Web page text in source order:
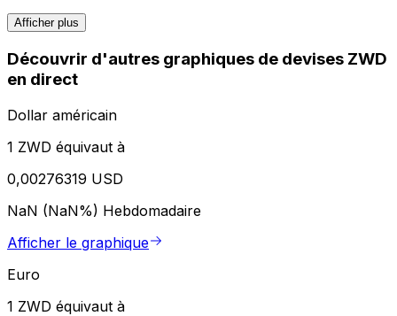
Afficher plus
Découvrir d'autres graphiques de devises ZWD
en direct
Dollar américain
1 ZWD équivaut à
0,00276319 USD
NaN (NaN%) Hebdomadaire
Afficher le graphique
Euro
1 ZWD équivaut à